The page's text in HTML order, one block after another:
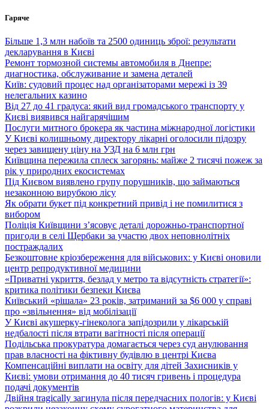
Перейти
вмісту
Гаряче
Більше 1,3 млн набоїв та 2500 одиниць зброї: результати
декларування в Києві
Ремонт тормозной системы автомобиля в Днепре:
диагностика, обслуживание и замена деталей
Київ: судовий процес над організаторами мережі із 39
нелегальних казино
Від 27 до 41 градуса: який вид громадського транспорту у
Києві виявився найгарячішим
Послуги митного брокера як частина міжнародної логістики
У Києві колишньому директору лікарні оголосили підозру
через завищену ціну на УЗД на 6 млн грн
Київщина пережила сплеск загорянь: майже 2 тисячі пожеж за
рік у природних екосистемах
Під Києвом виявлено групу порушників, що займаються
незаконною вирубкою лісу
Як обрати букет під конкретний привід і не помилитися з
вибором
Поліція Київщини з’ясовує деталі дорожньо-транспортної
пригоди в селі Щербаки за участю двох неповнолітніх
постраждалих
Безкоштовне кріозбереження для військових: у Києві оновили
центр репродуктивної медицини
«Приватні укриття, безлад у метро та відсутність стратегії»:
критика політики безпеки Києва
Київський «рішала» 23 років, затриманий за $6 000 у справі
про «звільнення» від мобілізації
У Києві акушерку-гінеколога запідозрили у лікарській
недбалості після втрати вагітності після операції
Подільська прокуратура домагається через суд анулювання
прав власності на фіктивну будівлю в центрі Києва
Компенсаційні виплати на освіту для дітей Захисників у
Києві: умови отримання до 40 тисяч гривень і процедура
подачі документів
Двійня tragically загинула після передчасних пологів: у Києві